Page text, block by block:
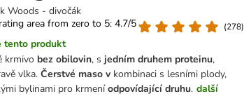
Woods - divočák
area from zero to 5: 4.7/5
(278)
tento produkt
krmivo bez obilovin, s jedním druhem proteinu,
vlka.Čerstvé maso vkombinaci s lesními plody,
bylinami pro krmeníodpovídající druhu. další